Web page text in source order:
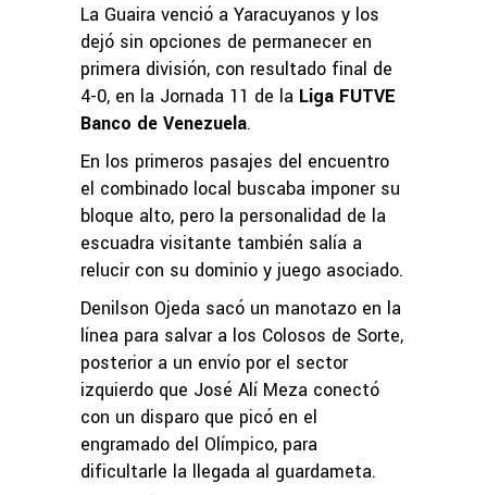
La Guaira venció a Yaracuyanos y los
dejó sin opciones de permanecer en
primera división, con resultado final de
4-0, en la Jornada 11 de la Liga FUTVE
Banco de Venezuela.
En los primeros pasajes del encuentro
el combinado local buscaba imponer su
bloque alto, pero la personalidad de la
escuadra visitante también salía a
relucir con su dominio y juego asociado.
Denilson Ojeda sacó un manotazo en la
línea para salvar a los Colosos de Sorte,
posterior a un envío por el sector
izquierdo que José Alí Meza conectó
con un disparo que picó en el
engramado del Olímpico, para
dificultarle la llegada al guardameta.